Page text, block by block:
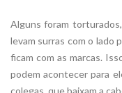
Alguns foram
levam surras com o lado
ficam com as marcas.
podem acontecer para
colegas, que baixam a